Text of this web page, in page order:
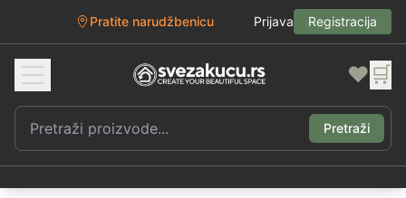
Pratite narudžbenicu Prijava Registracija
❤️ 🛒
Pretraži